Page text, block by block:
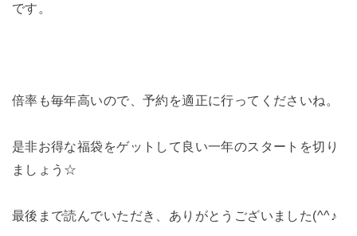
です。
倍率も毎年高いので、予約を適正に行ってくださいね。
是非お得な福袋をゲットして良い一年のスタートを切り
ましょう☆
最後まで読んでいただき、ありがとうございました(^^♪